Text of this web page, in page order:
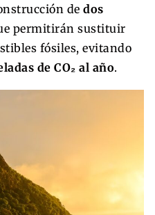
de dos
permitirán sustituir
fósiles, evitando
de CO₂ al año.